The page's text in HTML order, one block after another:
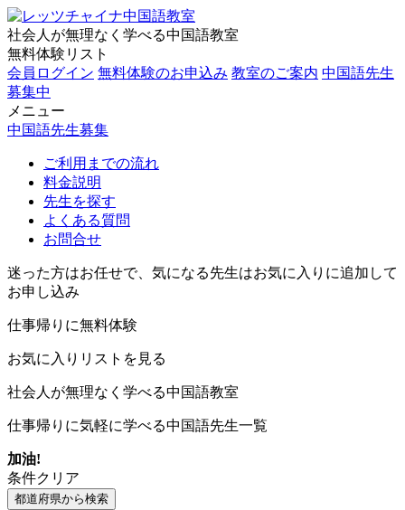
社会人が無理なく学べる中国語教室
無料体験リスト
会員ログイン 無料体験のお申込み 教室のご案内 中国語先生
募集中
メニュー
中国語先生募集
ご利用までの流れ
料金説明
先生を探す
よくある質問
お問合せ
迷った方はお任せで、気になる先生はお気に入りに追加して
お申し込み
仕事帰りに無料体験
お気に入りリストを見る
社会人が無理なく学べる中国語教室
仕事帰りに気軽に学べる中国語先生一覧
加油!
条件クリア